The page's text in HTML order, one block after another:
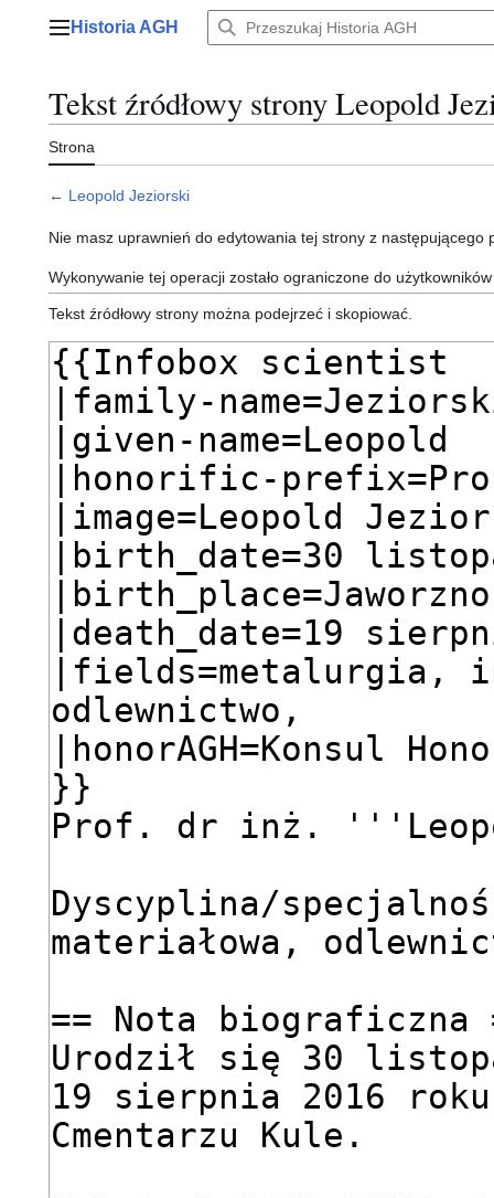
Menu główne
Historia AGH
Tekst źródłowy strony Leopold
Strona
← Leopold Jeziorski
Nie masz uprawnień do edytowania tej strony z następującego
Wykonywanie tej operacji zostało ograniczone do
Tekst źródłowy strony można podejrzeć i skopiować.